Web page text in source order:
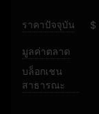
ราคาปัจจุบัน $
มูลค่าตลาด
บล็อกเชน
สาธารณะ